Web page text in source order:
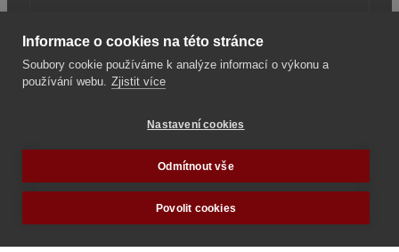
Seznam odkazů
(odkaz je externí)
Informace o cookies na této stránce
Soubory cookie používáme k analýze informací o výkonu a
používání webu. Zjistit více
Nastavení cookies
Odmítnout vše
Povolit cookies